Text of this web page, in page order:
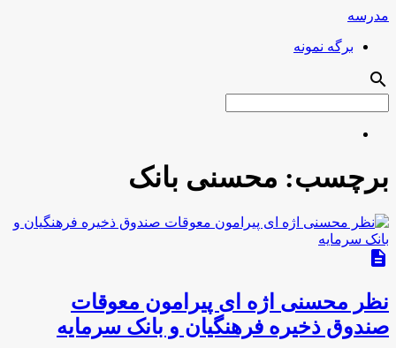
مدرسه
برگه نمونه
search
برچسب: محسنی بانک
description
نظر محسنی اژه ای پیرامون معوقات
صندوق ذخیره فرهنگیان و بانک سرمایه